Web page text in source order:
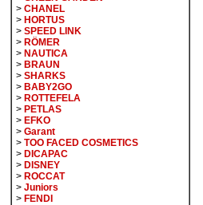
> CHANEL
> HORTUS
> SPEED LINK
> RÖMER
> NAUTICA
> BRAUN
> SHARKS
> BABY2GO
> ROTTEFELA
> PETLAS
> EFKO
> Garant
> TOO FACED COSMETICS
> DICAPAC
> DISNEY
> ROCCAT
> Juniors
> FENDI